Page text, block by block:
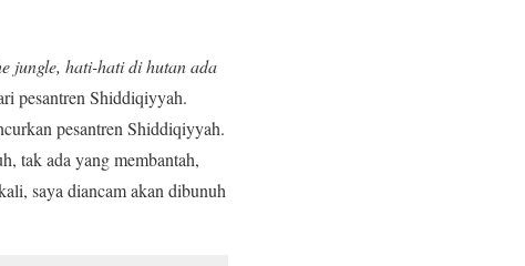
jungle, hati-hati di hutan ada
pesantren Shiddiqiyyah.
pesantren Shiddiqiyyah.
tak ada yang membantah,
saya diancam akan dibunuh